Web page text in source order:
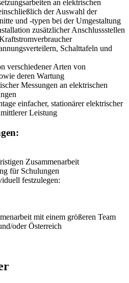
an elektrischen
der Auswahl der
und -typen bei der Umgestaltung
zusätzlicher Anschlussstellen
Schalttafeln und
verschiedener Arten von
deren Wartung
Messungen an elektrischen
einfacher, stationärer elektrischer
Leistung
Zusammenarbeit
für Schulungen
festzulegen:
mit einem größeren Team
oder Österreich